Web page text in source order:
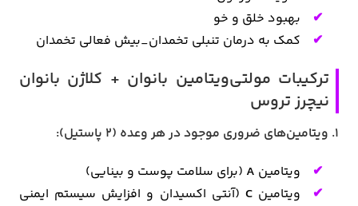
بهبود خلق و خو
کمک به درمان تنبلی تخمدان_بیش فعالی تخمدان
ترکیبات مولتی‌ویتامین بانوان + کلاژن بانوان
نیچرز تروس
1. ویتامین‌های ضروری موجود در هر وعده (۲ پاستیل):
ویتامین A (برای سلامت پوست و بینایی)
ویتامینC (آنتی اکسیدان و افزایش سیستم ایمنی